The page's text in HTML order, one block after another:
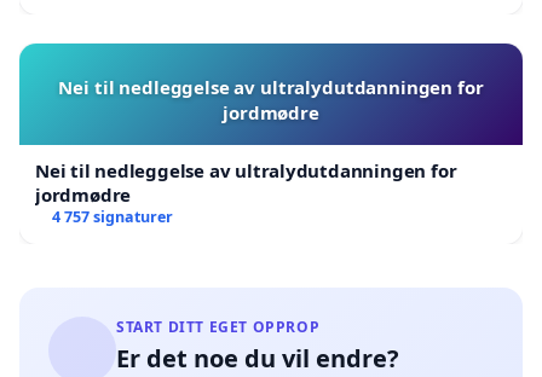
Nei til nedleggelse av ultralydutdanningen for
jordmødre
Nei til nedleggelse av ultralydutdanningen for
jordmødre
4 757 signaturer
START DITT EGET OPPROP
Er det noe du vil endre?